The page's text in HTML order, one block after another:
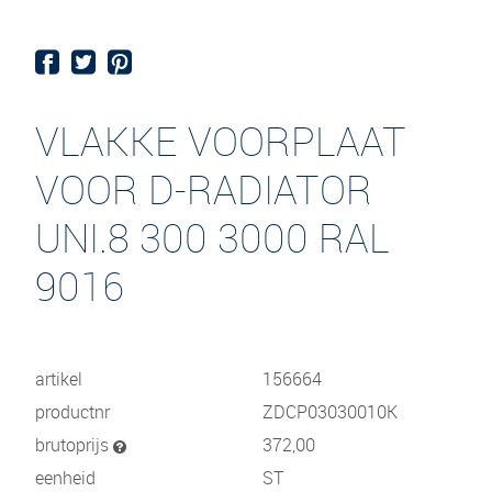
VLAKKE VOORPLAAT
VOOR D-RADIATOR
UNI.8 300 3000 RAL
9016
artikel
156664
productnr
ZDCP03030010K
brutoprijs
372,00
eenheid
ST